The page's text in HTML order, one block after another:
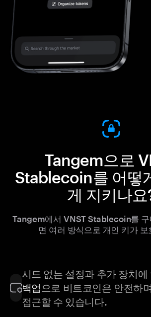
Tangem으로
Stablecoin를 어떻
게 지키나요
Tangem에서 VNST Stablecoin를 구
면 여러 방식으로 개인 키가
시드 없는 설정과 추가 장치에
백업 으로 비트코인은 안전하
접근할 수 있습니다.